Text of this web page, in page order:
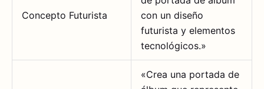
Concepto Futurista
con un diseño
futurista y elementos
tecnológicos.»
«Crea una portada de